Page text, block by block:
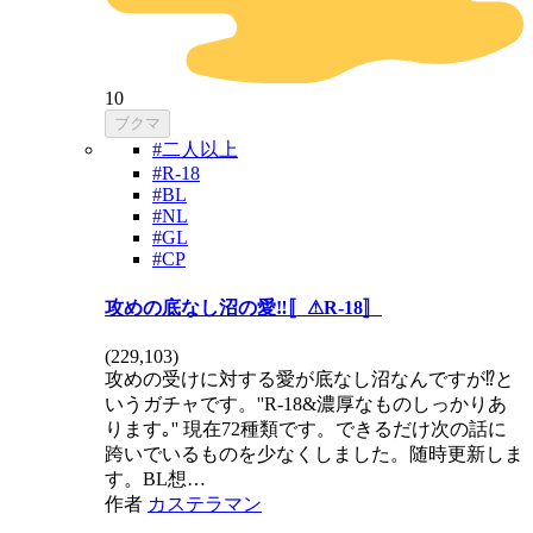
10
ブクマ
#二人以上
#R-18
#BL
#NL
#GL
#CP
攻めの底なし沼の愛‼️〚⚠R-18〛
(229,103)
攻めの受けに対する愛が底なし沼なんですが⁉️と
いうガチャです。''R-18&濃厚なものしっかりあ
ります｡'' 現在72種類です。できるだけ次の話に
跨いでいるものを少なくしました。随時更新しま
す。BL想…
作者 カステラマン